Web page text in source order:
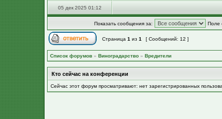
05 дек 2025 01:12
Показать сообщения за: Поле
Страница 1 из 1 [ Сообщений: 12 ]
Список форумов » Виноградарство » Вредители
Кто сейчас на конференции
Сейчас этот форум просматривают: нет зарегистрированных